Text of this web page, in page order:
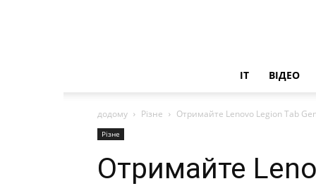
IT ВІДЕО
додому Різне Отримайте Lenovo Legion Tab
Різне
Отримайте